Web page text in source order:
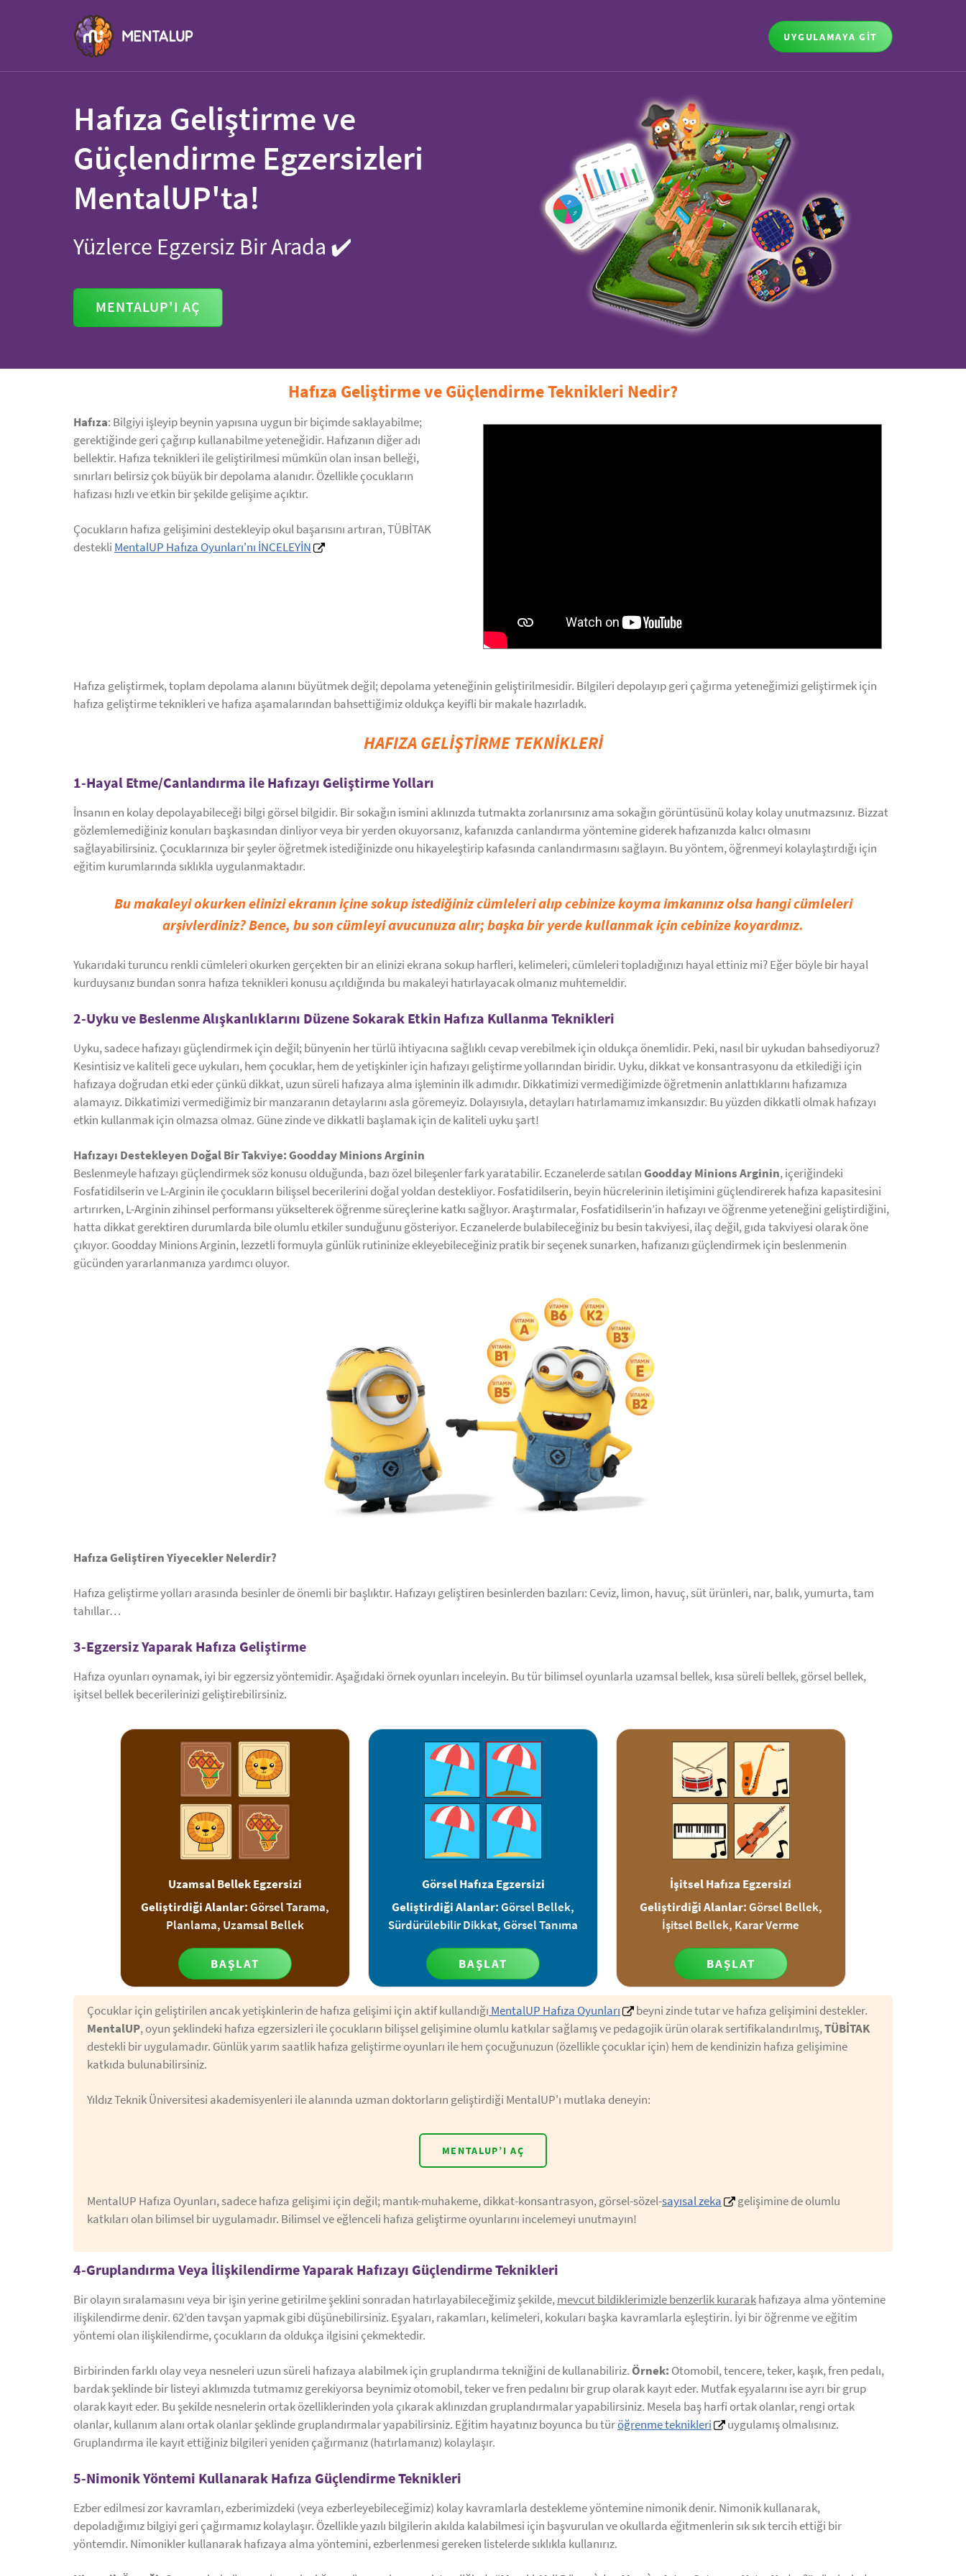
UYGULAMAYA GİT
Hafıza Geliştirme ve
Güçlendirme Egzersizleri
MentalUP'ta!
Yüzlerce Egzersiz Bir Arada ✔️
MENTALUP'I AÇ
Hafıza Geliştirme ve Güçlendirme Teknikleri Nedir?
Hafıza: Bilgiyi işleyip beynin yapısına uygun bir biçimde saklayabilme;
gerektiğinde geri çağırıp kullanabilme yeteneğidir. Hafızanın diğer adı
bellektir. Hafıza teknikleri ile geliştirilmesi mümkün olan insan belleği,
sınırları belirsiz çok büyük bir depolama alanıdır. Özellikle çocukların
hafızası hızlı ve etkin bir şekilde gelişime açıktır.
Çocukların hafıza gelişimini destekleyip okul başarısını artıran, TÜBİTAK
destekli MentalUP Hafıza Oyunları'nı İNCELEYİN
Hafıza geliştirmek, toplam depolama alanını büyütmek değil; depolama yeteneğinin geliştirilmesidir. Bilgileri depolayıp geri çağırma yeteneğimizi geliştirmek için
hafıza geliştirme teknikleri ve hafıza aşamalarından bahsettiğimiz oldukça keyifli bir makale hazırladık.
HAFIZA GELİŞTİRME TEKNİKLERİ
1-Hayal Etme/Canlandırma ile Hafızayı Geliştirme Yolları
İnsanın en kolay depolayabileceği bilgi görsel bilgidir. Bir sokağın ismini aklınızda tutmakta zorlanırsınız ama sokağın görüntüsünü kolay kolay unutmazsınız. Bizzat
gözlemlemediğiniz konuları başkasından dinliyor veya bir yerden okuyorsanız, kafanızda canlandırma yöntemine giderek hafızanızda kalıcı olmasını
sağlayabilirsiniz. Çocuklarınıza bir şeyler öğretmek istediğinizde onu hikayeleştirip kafasında canlandırmasını sağlayın. Bu yöntem, öğrenmeyi kolaylaştırdığı için
eğitim kurumlarında sıklıkla uygulanmaktadır.
Bu makaleyi okurken elinizi ekranın içine sokup istediğiniz cümleleri alıp cebinize koyma imkanınız olsa hangi cümleleri
arşivlerdiniz? Bence, bu son cümleyi avucunuza alır; başka bir yerde kullanmak için cebinize koyardınız.
Yukarıdaki turuncu renkli cümleleri okurken gerçekten bir an elinizi ekrana sokup harfleri, kelimeleri, cümleleri topladığınızı hayal ettiniz mi? Eğer böyle bir hayal
kurduysanız bundan sonra hafıza teknikleri konusu açıldığında bu makaleyi hatırlayacak olmanız muhtemeldir.
2-Uyku ve Beslenme Alışkanlıklarını Düzene Sokarak Etkin Hafıza Kullanma Teknikleri
Uyku, sadece hafızayı güçlendirmek için değil; bünyenin her türlü ihtiyacına sağlıklı cevap verebilmek için oldukça önemlidir. Peki, nasıl bir uykudan bahsediyoruz?
Kesintisiz ve kaliteli gece uykuları, hem çocuklar, hem de yetişkinler için hafızayı geliştirme yollarından biridir. Uyku, dikkat ve konsantrasyonu da etkilediği için
hafızaya doğrudan etki eder çünkü dikkat, uzun süreli hafızaya alma işleminin ilk adımıdır. Dikkatimizi vermediğimizde öğretmenin anlattıklarını hafızamıza
alamayız. Dikkatimizi vermediğimiz bir manzaranın detaylarını asla göremeyiz. Dolayısıyla, detayları hatırlamamız imkansızdır. Bu yüzden dikkatli olmak hafızayı
etkin kullanmak için olmazsa olmaz. Güne zinde ve dikkatli başlamak için de kaliteli uyku şart!
Hafızayı Destekleyen Doğal Bir Takviye: Goodday Minions Arginin
Beslenmeyle hafızayı güçlendirmek söz konusu olduğunda, bazı özel bileşenler fark yaratabilir. Eczanelerde satılanGoodday Minions Arginin, içeriğindeki
Fosfatidilserin ve L-Arginin ile çocukların bilişsel becerilerini doğal yoldan destekliyor. Fosfatidilserin, beyin hücrelerinin iletişimini güçlendirerek hafıza kapasitesini
artırırken, L-Arginin zihinsel performansı yükselterek öğrenme süreçlerine katkı sağlıyor. Araştırmalar, Fosfatidilserin’in hafızayı ve öğrenme yeteneğini geliştirdiğini,
hatta dikkat gerektiren durumlarda bile olumlu etkiler sunduğunu gösteriyor. Eczanelerde bulabileceğiniz bu besin takviyesi, ilaç değil, gıda takviyesi olarak öne
çıkıyor. Goodday Minions Arginin, lezzetli formuyla günlük rutininize ekleyebileceğiniz pratik bir seçenek sunarken, hafızanızı güçlendirmek için beslenmenin
gücünden yararlanmanıza yardımcı oluyor.
Hafıza Geliştiren Yiyecekler Nelerdir?
Hafıza geliştirme yolları arasında besinler de önemli bir başlıktır. Hafızayı geliştiren besinlerden bazıları: Ceviz, limon, havuç, süt ürünleri, nar, balık, yumurta, tam
tahıllar…
3-Egzersiz Yaparak Hafıza Geliştirme
Hafıza oyunları oynamak, iyi bir egzersiz yöntemidir. Aşağıdaki örnek oyunları inceleyin. Bu tür bilimsel oyunlarla uzamsal bellek, kısa süreli bellek, görsel bellek,
işitsel bellek becerilerinizi geliştirebilirsiniz.
Uzamsal Bellek Egzersizi
Geliştirdiği Alanlar:Görsel Tarama,
Planlama, Uzamsal Bellek
BAŞLAT
Görsel Hafıza Egzersizi
Geliştirdiği Alanlar:Görsel Bellek,
Sürdürülebilir Dikkat, Görsel Tanıma
BAŞLAT
İşitsel Hafıza Egzersizi
Geliştirdiği Alanlar:Görsel Bellek,
İşitsel Bellek, Karar Verme
BAŞLAT
Çocuklar için geliştirilen ancak yetişkinlerin de hafıza gelişimi için aktif kullandığı MentalUP Hafıza Oyunları
beyni zinde tutar ve hafıza gelişimini destekler.
MentalUP, oyun şeklindeki hafıza egzersizleri ile çocukların bilişsel gelişimine olumlu katkılar sağlamış ve pedagojik ürün olarak sertifikalandırılmış,TÜBİTAK
destekli bir uygulamadır. Günlük yarım saatlik hafıza geliştirme oyunları ile hem çocuğunuzun (özellikle çocuklar için) hem de kendinizin hafıza gelişimine
katkıda bulunabilirsiniz.
Yıldız Teknik Üniversitesi akademisyenleri ile alanında uzman doktorların geliştirdiği MentalUP'ı mutlaka deneyin:
MENTALUP’I AÇ
MentalUP Hafıza Oyunları, sadece hafıza gelişimi için değil; mantık-muhakeme, dikkat-konsantrasyon, görsel-sözel-sayısal zeka
gelişimine de olumlu
katkıları olan bilimsel bir uygulamadır. Bilimsel ve eğlenceli hafıza geliştirme oyunlarını incelemeyi unutmayın!
4-Gruplandırma Veya İlişkilendirme Yaparak Hafızayı Güçlendirme Teknikleri
Bir olayın sıralamasını veya bir işin yerine getirilme şeklini sonradan hatırlayabileceğimiz şekilde,mevcut bildiklerimizle benzerlik kurarakhafızaya alma yöntemine
ilişkilendirme denir. 62’den tavşan yapmak gibi düşünebilirsiniz. Eşyaları, rakamları, kelimeleri, kokuları başka kavramlarla eşleştirin. İyi bir öğrenme ve eğitim
yöntemi olan ilişkilendirme, çocukların da oldukça ilgisini çekmektedir.
Birbirinden farklı olay veya nesneleri uzun süreli hafızaya alabilmek için gruplandırma tekniğini de kullanabiliriz.Örnek: Otomobil, tencere, teker, kaşık, fren pedalı,
bardak şeklinde bir listeyi aklımızda tutmamız gerekiyorsa beynimiz otomobil, teker ve fren pedalını bir grup olarak kayıt eder. Mutfak eşyalarını ise ayrı bir grup
olarak kayıt eder. Bu şekilde nesnelerin ortak özelliklerinden yola çıkarak aklınızdan gruplandırmalar yapabilirsiniz. Mesela baş harfi ortak olanlar, rengi ortak
olanlar, kullanım alanı ortak olanlar şeklinde gruplandırmalar yapabilirsiniz. Eğitim hayatınız boyunca bu türöğrenme teknikleri
uygulamış olmalısınız.
Gruplandırma ile kayıt ettiğiniz bilgileri yeniden çağırmanız (hatırlamanız) kolaylaşır.
5-Nimonik Yöntemi Kullanarak Hafıza Güçlendirme Teknikleri
Ezber edilmesi zor kavramları, ezberimizdeki (veya ezberleyebileceğimiz) kolay kavramlarla destekleme yöntemine nimonik denir. Nimonik kullanarak,
depoladığımız bilgiyi geri çağırmamız kolaylaşır. Özellikle yazılı bilgilerin akılda kalabilmesi için başvurulan ve okullarda eğitmenlerin sık sık tercih ettiği bir
yöntemdir. Nimonikler kullanarak hafızaya alma yöntemini, ezberlenmesi gereken listelerde sıklıkla kullanırız.